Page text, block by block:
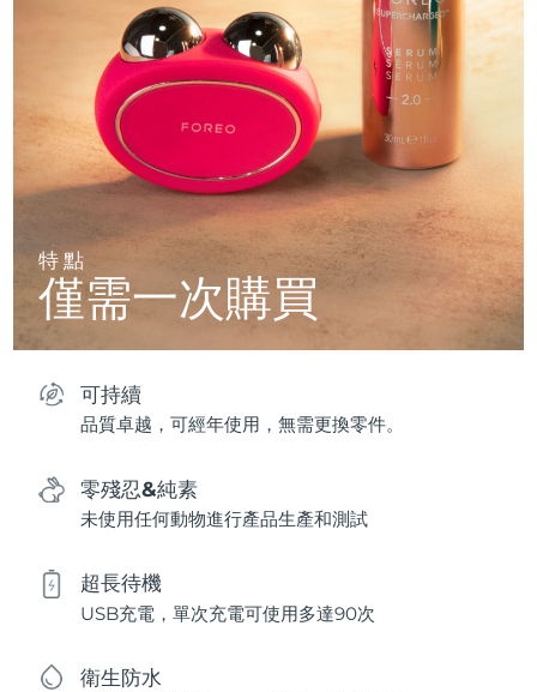
特點
僅需一次購買
可持續
品質卓越，可經年使用，無需更換零件。
零殘忍&純素
未使用任何動物進行產品生產和測試
超長待機
USB充電，單次充電可使用多達90次
衛生防水